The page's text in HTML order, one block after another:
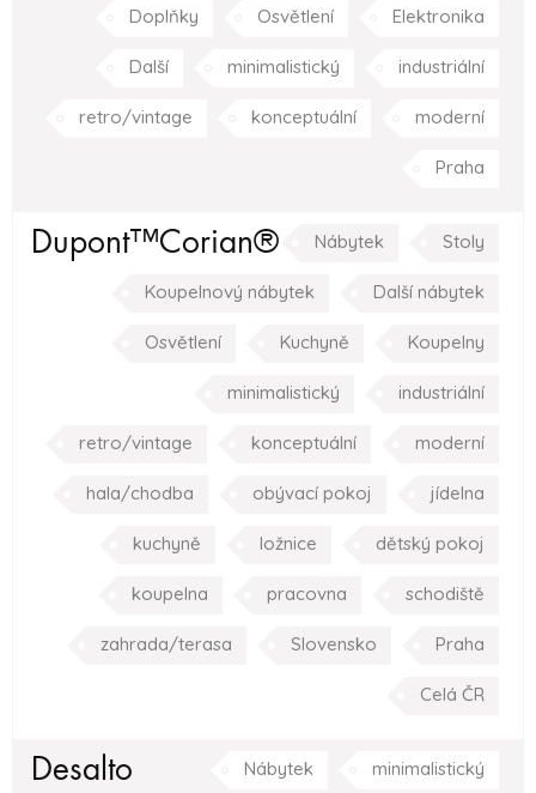
Doplňky Osvětlení Elektronika
Další minimalistický industriální
retro/vintage konceptuální moderní
Praha
Dupont™Corian® Nábytek Stoly
Koupelnový nábytek Další nábytek
Osvětlení Kuchyně Koupelny
minimalistický industriální
retro/vintage konceptuální moderní
hala/chodba obývací pokoj jídelna
kuchyně ložnice dětský pokoj
koupelna pracovna schodiště
zahrada/terasa Slovensko Praha
Celá ČR
Desalto Nábytek minimalistický